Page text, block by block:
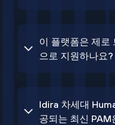
이 플랫폼은 제로
으로 지원하나요?
Idira 차세대
공되는 최신